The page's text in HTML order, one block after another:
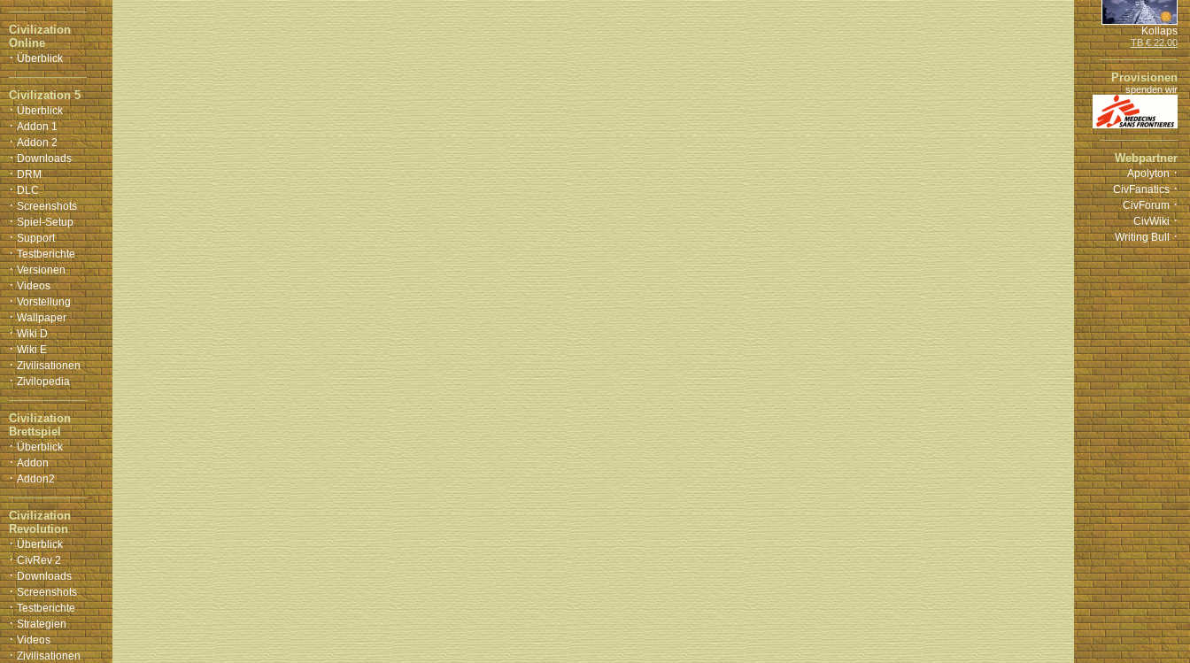
Civilization
Online
·Überblick
Civilization 5
·Überblick
·Addon 1
·Addon 2
·Downloads
·DRM
·DLC
·Screenshots
·Spiel-Setup
·Support
·Testberichte
·Versionen
·Videos
·Vorstellung
·Wallpaper
·Wiki D
·Wiki E
·Zivilisationen
·Zivilopedia
Civilization
Brettspiel
·Überblick
·Addon
·Addon2
Civilization
Revolution
·Überblick
·CivRev 2
·Downloads
·Screenshots
·Testberichte
·Strategien
·Videos
·Zivilisationen
Kollaps
TB € 22.00
Provisionen
spenden wir
Webpartner
Apolyton·
CivFanatics·
CivForum·
CivWiki·
Writing Bull·